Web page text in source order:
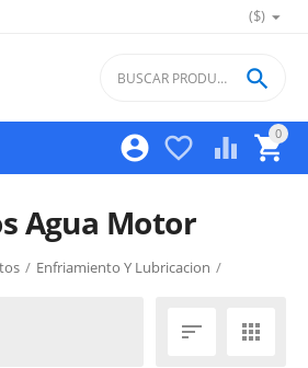
($)
0

 


Agua Motor
/ Enfriamiento Y Lubricacion /
 